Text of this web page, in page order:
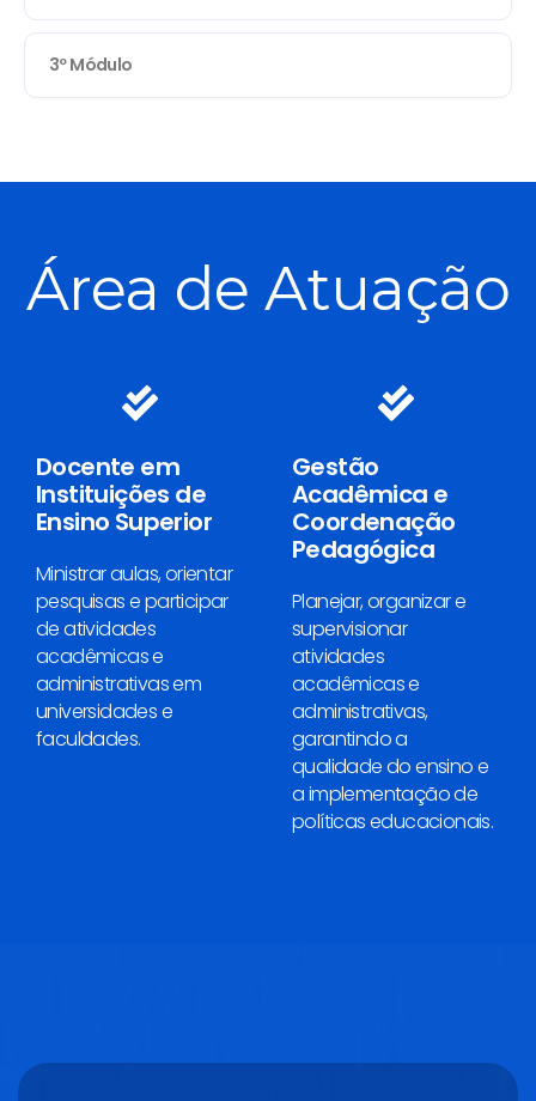
3º Módulo
Área de Atuação
Docente em
Instituições de
Ensino Superior
Ministrar aulas, orientar
pesquisas e participar
de atividades
acadêmicas e
administrativas em
universidades e
faculdades.
Gestão
Acadêmica e
Coordenação
Pedagógica
Planejar, organizar e
supervisionar
atividades
acadêmicas e
administrativas,
garantindo a
qualidade do ensino e
a implementação de
políticas educacionais.